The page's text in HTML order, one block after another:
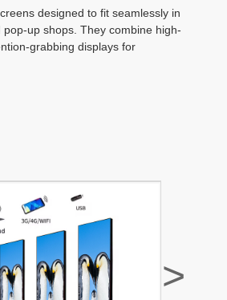
designed to fit seamlessly in
up shops. They combine high-
grabbing displays for
>